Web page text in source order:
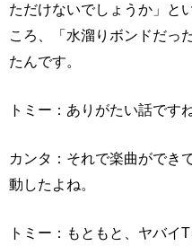
ただけないでしょうか」と
ころ、「水溜りボンドだっ
たんです。
トミー：ありがたい話ですね
カンタ：それで楽曲ができ
動したよね。
トミー：もともと、ヤバイ